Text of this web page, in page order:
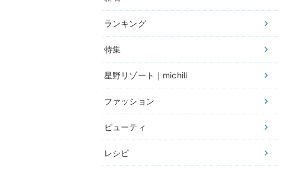
ランキング
特集
星野リゾート｜michill
ファッション
ビューティ
レシピ